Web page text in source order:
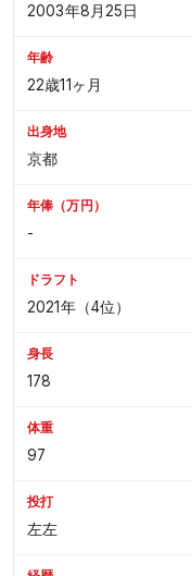
2003年8月25日
年齢
22歳11ヶ月
出身地
京都
年俸（万円）
-
ドラフト
2021年（4位）
身長
178
体重
97
投打
左左